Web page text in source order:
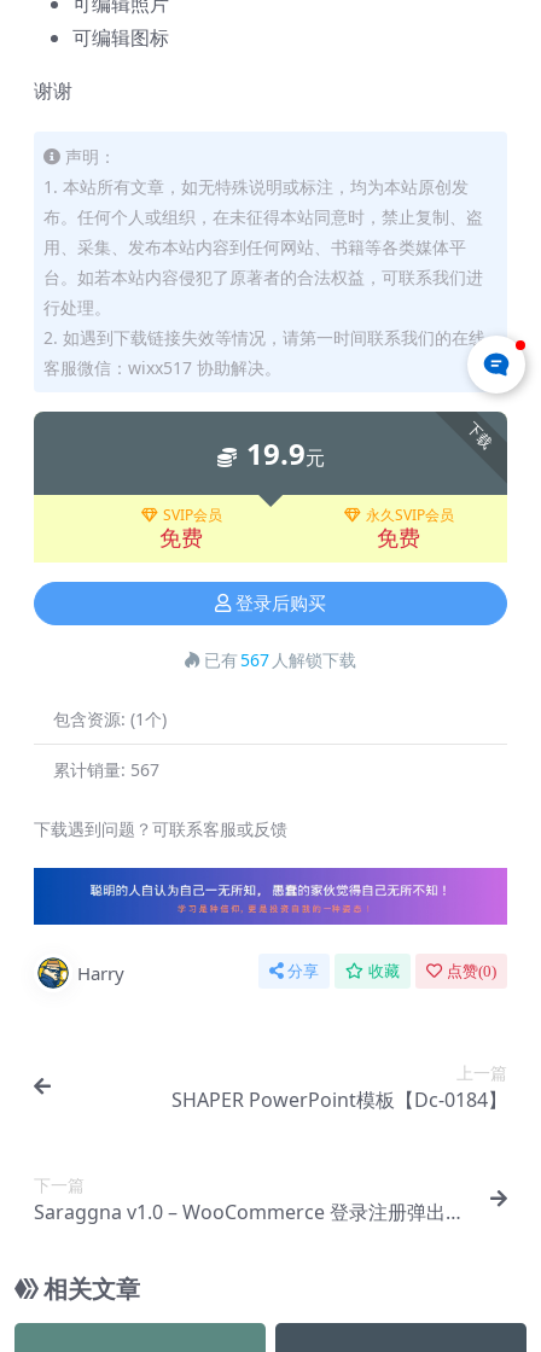
可编辑图标
谢谢
声明：
1. 本站所有文章，如无特殊说明或标注，均为本站原创发
布。任何个人或组织，在未征得本站同意时，禁止复制、盗
用、采集、发布本站内容到任何网站、书籍等各类媒体平
台。如若本站内容侵犯了原著者的合法权益，可联系我们进
行处理。
2. 如遇到下载链接失效等情况，请第一时间联系我们的在线
客服微信：wixx517 协助解决。
下载
19.9元
SVIP会员
免费
永久SVIP会员
免费
登录后购买
已有567 人解锁下载
包含资源: (1个)
累计销量: 567
下载遇到问题？可联系客服或反馈
Harry 分享 收藏 点赞(0)
上一篇
SHAPER PowerPoint模板【Dc-0184】
下一篇
Saraggna v1.0 – WooCommerce 登录注册弹出插
相关文章